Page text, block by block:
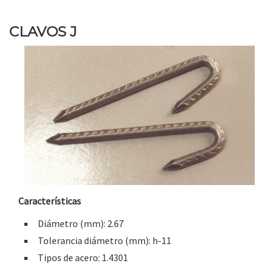
CLAVOS J
Características
Diámetro (mm): 2.67
Tolerancia diámetro (mm): h-11
Tipos de acero: 1.4301